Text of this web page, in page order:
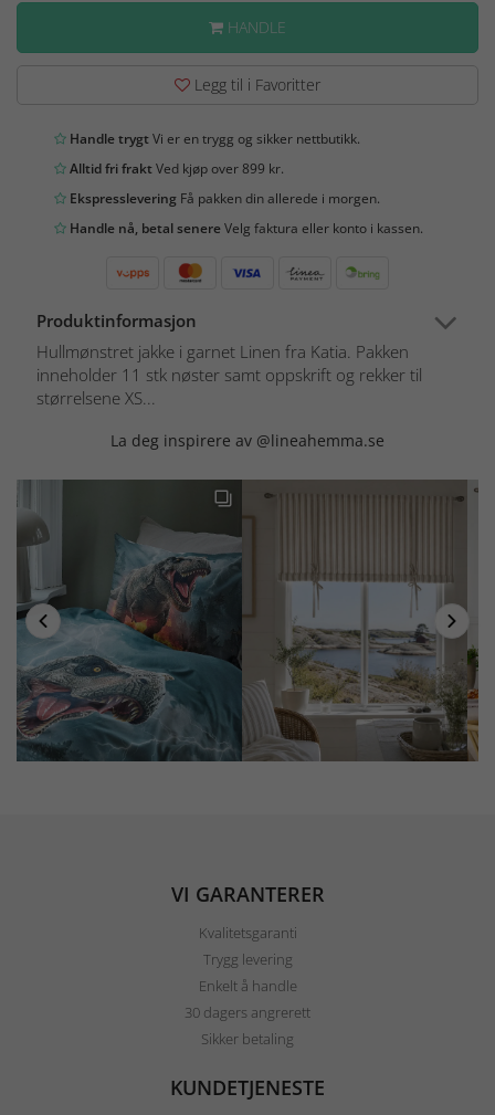
HANDLE
Legg til i Favoritter
Handle trygtVi er en trygg og sikker nettbutikk.
Alltid fri fraktVed kjøp over 899 kr.
Ekspresslevering Få pakken din allerede i morgen.
Handle nå, betal senereVelg faktura eller konto i kassen.
Produktinformasjon
Hullmønstret jakke i garnet Linen fra Katia. Pakken
inneholder 11 stk nøster samt oppskrift og rekker til
størrelsene XS...
La deg inspirere av @lineahemma.se
VI GARANTERER
Kvalitetsgaranti
Trygg levering
Enkelt å handle
30 dagers angrerett
Sikker betaling
KUNDETJENESTE